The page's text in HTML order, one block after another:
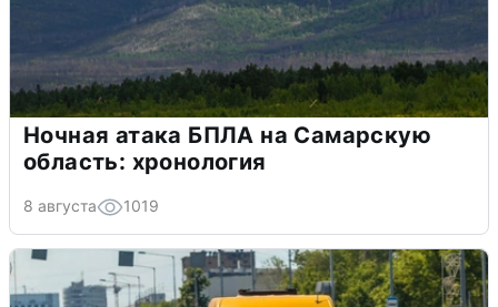
Ночная атака БПЛА на Самарскую
область: хронология
8 августа 1019